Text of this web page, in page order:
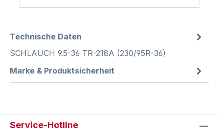
Technische Daten
SCHLAUCH 9.5-36 TR-218A (230/95R-36)
Marke & Produktsicherheit
Service-Hotline